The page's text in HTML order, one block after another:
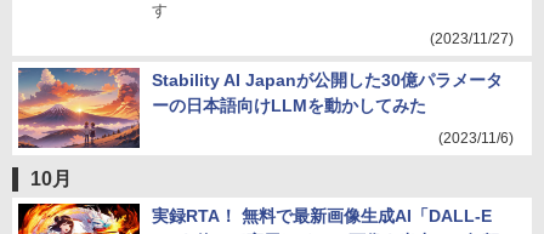
す
(2023/11/27)
Stability AI Japanが公開した30億パラメータ
ーの日本語向けLLMを動かしてみた
(2023/11/6)
10月
実録RTA！ 無料で最新画像生成AI「DALL-E